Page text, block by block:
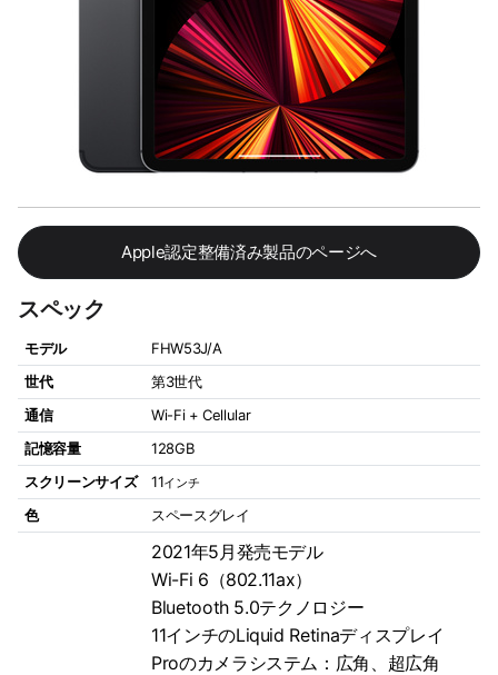
Apple認定整備済み製品のページへ
スペック
モデル
FHW53J/A
世代
第3世代
通信
Wi-Fi + Cellular
記憶容量
128GB
スクリーンサイズ
11インチ
色 スペースグレイ
2021年5月発売モデル
Wi-Fi 6（802.11ax）
Bluetooth 5.0テクノロジー
11インチのLiquid Retinaディスプレイ
Proのカメラシステム：広角、超広角